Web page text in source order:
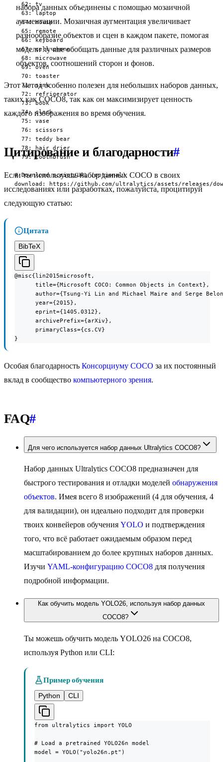
  62: tv
  63: laptop
  64: mouse
  65: remote
  66: keyboard
  67: cell phone
  68: microwave
  69: oven
  70: toaster
  71: sink
  72: refrigerator
  73: book
  74: clock
  75: vase
  76: scissors
  77: teddy bear
  78: hair drier
  79: toothbrush
# Download script/URL (optional)
download: https://github.com/ultralytics/assets/releases/
набора данных объединены с помощью мозаичной
аугментации. Мозаичная аугментация увеличивает
разнообразие объектов и сцен в каждом пакете, помогая
модели лучше обобщать данные для различных размеров
объектов, соотношений сторон и фонов.
Этот метод особенно полезен для небольших наборов данных,
таких как COCO8, так как он максимизирует ценность
каждого изображения во время обучения.
Цитирование и благодарности#
Если ты используешь набор данных COCO в своих
исследованиях или разработках, пожалуйста, процитируй
следующую статью:
Цитата
BibTeX
@misc{lin2015microsoft,
      title={Microsoft COCO: Common Objects in Context},
author={Tsung-Yi Lin and Michael Maire and Serge
      year={2015},
      eprint={1405.0312},
      archivePrefix={arXiv},
      primaryClass={cs.CV}
}
Особая благодарность Консорциуму COCO за их постоянный
вклад в сообщество компьютерного зрения.
FAQ#
Для чего используется набор данных Ultralytics COCO8?
Набор данных Ultralytics COCO8 предназначен для
быстрого тестирования и отладки моделей обнаружения
объектов. Имея всего 8 изображений (4 для обучения, 4
для валидации), он идеально подходит для проверки
твоих конвейеров обучения YOLO и подтверждения
того, что всё работает ожидаемым образом перед
масштабированием до более крупных наборов данных.
Изучи YAML-конфигурацию COCO8 для получения
подробной информации.
Как обучить модель YOLO26, используя набор данных
COCO8?
Ты можешь обучить модель YOLO26 на COCO8,
используя Python или CLI:
Пример обучения
Python
CLI
from ultralytics import YOLO
# Load a pretrained YOLO26n model
model = YOLO("yolo26n.pt")